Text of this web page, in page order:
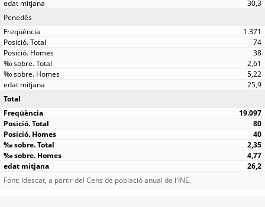
30,3
Penedès
1.371
74
38
2,61
5,22
25,9
Total
19.097
80
40
2,35
4,77
26,2
Font: Idescat, a partir del Cens de població anual de l'INE.